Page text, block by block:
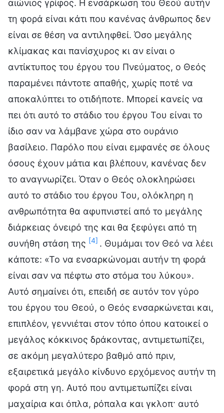
αιώνιος γρίφος. Η ενσάρκωση του Θεού αυτήν
τη φορά είναι κάτι που κανένας άνθρωπος δεν
είναι σε θέση να αντιληφθεί. Όσο μεγάλης
κλίμακας και πανίσχυρος κι αν είναι ο
αντίκτυπος του έργου του Πνεύματος, ο Θεός
παραμένει πάντοτε απαθής, χωρίς ποτέ να
αποκαλύπτει το οτιδήποτε. Μπορεί κανείς να
πει ότι αυτό το στάδιο του έργου Του είναι το
ίδιο σαν να λάμβανε χώρα στο ουράνιο
βασίλειο. Παρόλο που είναι εμφανές σε όλους
όσους έχουν μάτια και βλέπουν, κανένας δεν
το αναγνωρίζει. Όταν ο Θεός ολοκληρώσει
αυτό το στάδιο του έργου Του, ολόκληρη η
ανθρωπότητα θα αφυπνιστεί από το μεγάλης
διάρκειας όνειρό της και θα ξεφύγει από τη
συνήθη στάση της [4] . Θυμάμαι τον Θεό να λέει
κάποτε: «Το να ενσαρκώνομαι αυτήν τη φορά
είναι σαν να πέφτω στο στόμα του λύκου».
Αυτό σημαίνει ότι, επειδή σε αυτόν τον γύρο
του έργου του Θεού, ο Θεός ενσαρκώνεται και,
επιπλέον, γεννιέται στον τόπο όπου κατοικεί ο
μεγάλος κόκκινος δράκοντας, αντιμετωπίζει,
σε ακόμη μεγαλύτερο βαθμό από πριν,
εξαιρετικά μεγάλο κίνδυνο ερχόμενος αυτήν τη
φορά στη γη. Αυτό που αντιμετωπίζει είναι
μαχαίρια και όπλα, ρόπαλα και γκλοπ· αυτό